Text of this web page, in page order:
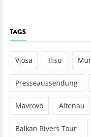
TAGS
Vjosa Ilisu Mur
Presseaussendung
Mavrovo Altenau
Balkan Rivers Tour